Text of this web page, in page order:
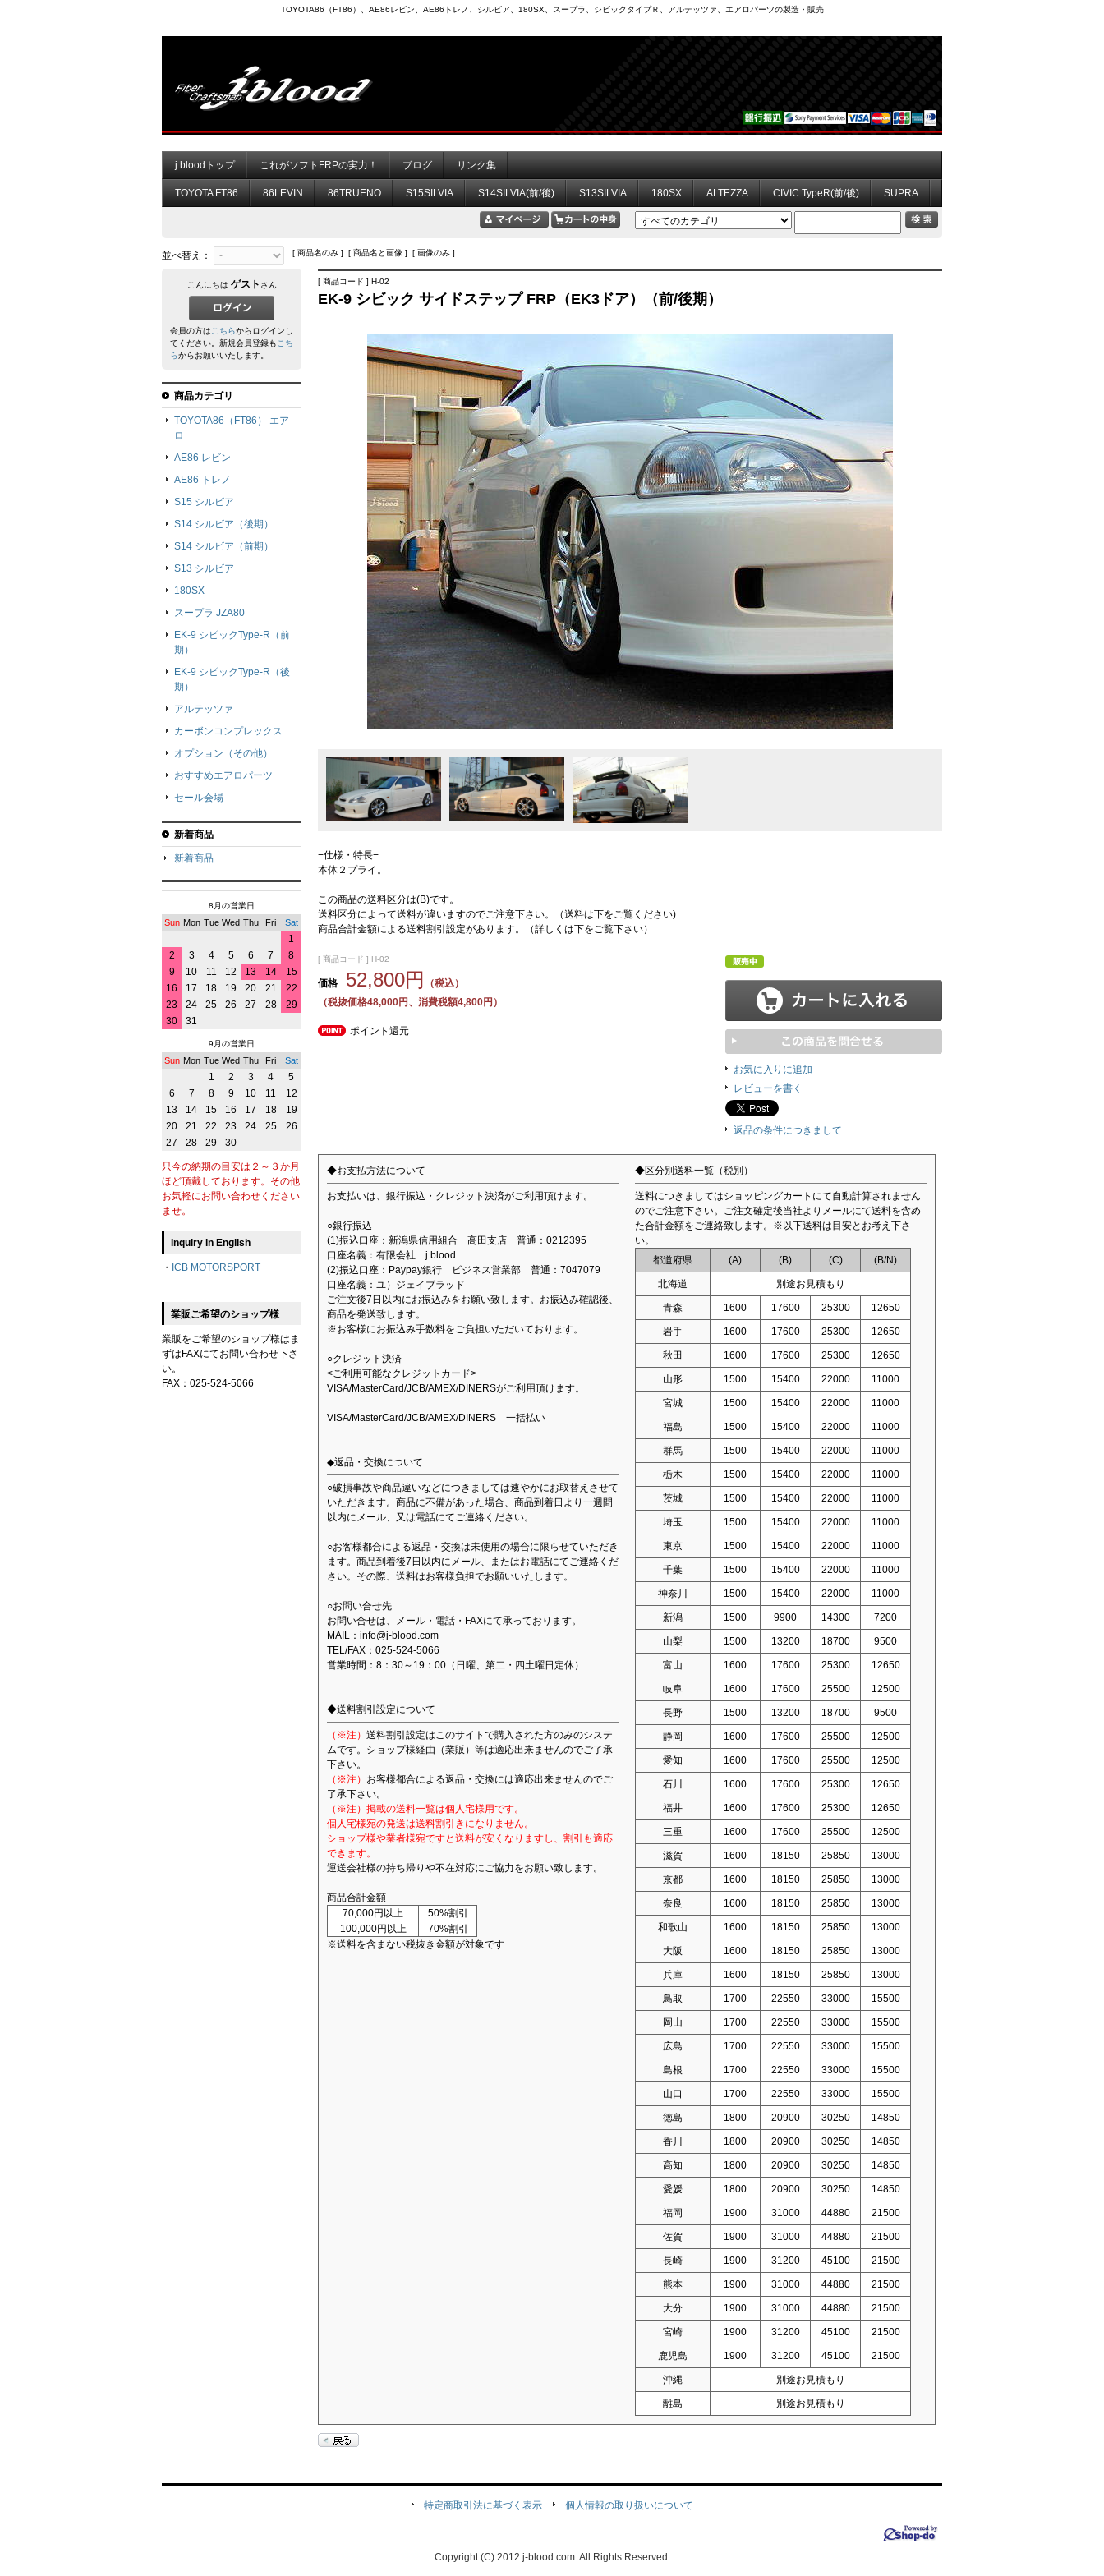
TOYOTA86（FT86）、AE86レビン、AE86トレノ、シルビア、180SX、スープラ、シビックタイプＲ、アルテッツァ、エアロパーツの製造・販売
j.bloodトップ これがソフトFRPの実力！ ブログ リンク集
TOYOTA FT86 86LEVIN 86TRUENO S15SILVIA S14SILVIA(前/後) S13SILVIA 180SX ALTEZZA CIVIC TypeR(前/後) SUPRA
並べ替え： [ 商品名のみ ] [ 商品名と画像 ] [ 画像のみ ]
[ 商品コード ] H-02
EK-9 シビック サイドステップ FRP（EK3ドア）（前/後期）
−仕様・特長−
本体２プライ。
この商品の送料区分は(B)です。
送料区分によって送料が違いますのでご注意下さい。（送料は下をご覧ください)
商品合計金額による送料割引設定があります。（詳しくは下をご覧下さい）
[ 商品コード ] H-02
価格 52,800円
（税込）
（税抜価格48,000円、消費税額4,800円）
ポイント還元
お気に入りに追加
レビューを書く
返品の条件につきまして
◆お支払方法について
お支払いは、銀行振込・クレジット決済がご利用頂けます。
○銀行振込
(1)振込口座：新潟県信用組合 高田支店 普通：0212395
口座名義：有限会社 j.blood
(2)振込口座：Paypay銀行 ビジネス営業部 普通：7047079
口座名義：ユ）ジェイブラッド
ご注文後7日以内にお振込みをお願い致します。お振込み確認後、
商品を発送致します。
※お客様にお振込み手数料をご負担いただいております。
○クレジット決済
<ご利用可能なクレジットカード>
VISA/MasterCard/JCB/AMEX/DINERSがご利用頂けます。
VISA/MasterCard/JCB/AMEX/DINERS 一括払い
◆返品・交換について
○破損事故や商品違いなどにつきましては速やかにお取替えさせて
いただきます。商品に不備があった場合、商品到着日より一週間
以内にメール、又は電話にてご連絡ください。
○お客様都合による返品・交換は未使用の場合に限らせていただき
ます。商品到着後7日以内にメール、またはお電話にてご連絡くだ
さい。その際、送料はお客様負担でお願いいたします。
○お問い合せ先
お問い合せは、メール・電話・FAXにて承っております。
MAIL：info@j-blood.com
TEL/FAX：025-524-5066
営業時間：8：30～19：00（日曜、第二・四土曜日定休）
◆送料割引設定について
（※注） 送料割引設定はこのサイトで購入された方のみのシステ
ムです。ショップ様経由（業販）等は適応出来ませんのでご了承
下さい。
（※注） お客様都合による返品・交換には適応出来ませんのでご
了承下さい。
（※注）掲載の送料一覧は個人宅様用です。
個人宅様宛の発送は送料割引きになりません。
ショップ様や業者様宛ですと送料が安くなりますし、割引も適応
できます。
運送会社様の持ち帰りや不在対応にご協力をお願い致します。
商品合計金額
70,000円以上
50%割引
100,000円以上
70%割引
※送料を含まない税抜き金額が対象です
◆区分別送料一覧（税別）
送料につきましてはショッピングカートにて自動計算されません
のでご注意下さい。ご注文確定後当社よりメールにて送料を含め
た合計金額をご連絡致します。※以下送料は目安とお考え下さ
い。
都道府県
(A) (B) (C) (B/N)
北海道 別途お見積もり
青森 1600 17600 25300 12650
岩手 1600 17600 25300 12650
秋田 1600 17600 25300 12650
山形 1500 15400 22000 11000
宮城 1500 15400 22000 11000
福島 1500 15400 22000 11000
群馬 1500 15400 22000 11000
栃木 1500 15400 22000 11000
茨城 1500 15400 22000 11000
埼玉 1500 15400 22000 11000
東京 1500 15400 22000 11000
千葉 1500 15400 22000 11000
神奈川 1500 15400 22000 11000
新潟 1500 9900 14300 7200
山梨 1500 13200 18700 9500
富山 1600 17600 25300 12650
岐阜 1600 17600 25500 12500
長野 1500 13200 18700 9500
静岡 1600 17600 25500 12500
愛知 1600 17600 25500 12500
石川 1600 17600 25300 12650
福井 1600 17600 25300 12650
三重 1600 17600 25500 12500
滋賀 1600 18150 25850 13000
京都 1600 18150 25850 13000
奈良 1600 18150 25850 13000
和歌山 1600 18150 25850 13000
大阪 1600 18150 25850 13000
兵庫 1600 18150 25850 13000
鳥取 1700 22550 33000 15500
岡山 1700 22550 33000 15500
広島 1700 22550 33000 15500
島根 1700 22550 33000 15500
山口 1700 22550 33000 15500
徳島 1800 20900 30250 14850
香川 1800 20900 30250 14850
高知 1800 20900 30250 14850
愛媛 1800 20900 30250 14850
福岡 1900 31000 44880 21500
佐賀 1900 31000 44880 21500
長崎 1900 31200 45100 21500
熊本 1900 31000 44880 21500
大分 1900 31000 44880 21500
宮崎 1900 31200 45100 21500
鹿児島 1900 31200 45100 21500
沖縄 別途お見積もり
離島 別途お見積もり
こんにちは ゲスト さん
会員の方はこちらからログインし
てください。新規会員登録もこち
らからお願いいたします。
商品カテゴリ
TOYOTA86（FT86） エア
ロ
AE86 レビン
AE86 トレノ
S15 シルビア
S14 シルビア（後期）
S14 シルビア（前期）
S13 シルビア
180SX
スープラ JZA80
EK-9 シビックType-R（前
期）
EK-9 シビックType-R（後
期）
アルテッツァ
カーボンコンプレックス
オプション（その他）
おすすめエアロパーツ
セール会場
新着商品
新着商品
8月の営業日
Sun Mon Tue Wed Thu Fri Sat
1
2
3 4 5 6 7
8
9
10 11 12 13 14
15
16
17 18 19 20 21
22
23
24 25 26 27 28
29
30
31
9月の営業日
Sun Mon Tue Wed Thu Fri Sat
1 2 3 4
5
6
7 8 9 10 11
12
13
14 15 16 17 18
19
20
21 22 23 24 25
26
27
28 29 30
只今の納期の目安は２～３か月
ほど頂戴しております。その他
お気軽にお問い合わせください
ませ。
Inquiry in English
・ ICB MOTORSPORT
業販ご希望のショップ様
業販をご希望のショップ様はま
ずはFAXにてお問い合わせ下さ
い。
FAX：025-524-5066
特定商取引法に基づく表示 個人情報の取り扱いについて
Copyright (C) 2012 j-blood.com. All Rights Reserved.